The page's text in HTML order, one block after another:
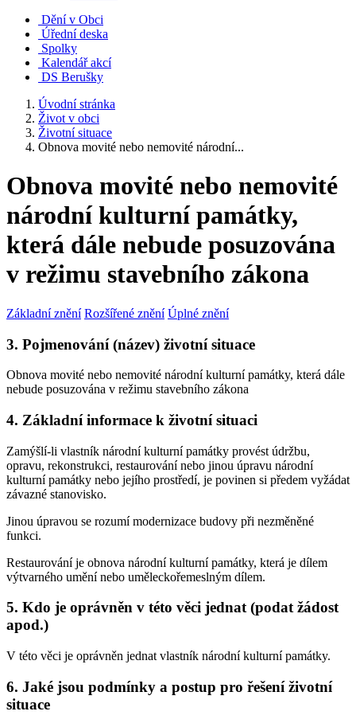
Dění v Obci
Úřední deska
Spolky
Kalendář akcí
DS Berušky
Úvodní stránka
Život v obci
Životní situace
Obnova movité nebo nemovité národní...
Obnova movité nebo nemovité
národní kulturní památky,
která dále nebude posuzována
v režimu stavebního zákona
Základní znění Rozšířené znění Úplné znění
3. Pojmenování (název) životní situace
Obnova movité nebo nemovité národní kulturní památky, která dále
nebude posuzována v režimu stavebního zákona
4. Základní informace k životní situaci
Zamýšlí-li vlastník národní kulturní památky provést údržbu,
opravu, rekonstrukci, restaurování nebo jinou úpravu národní
kulturní památky nebo jejího prostředí, je povinen si předem vyžádat
závazné stanovisko.
Jinou úpravou se rozumí modernizace budovy při nezměněné
funkci.
Restaurování je obnova národní kulturní památky, která je dílem
výtvarného umění nebo uměleckořemeslným dílem.
5. Kdo je oprávněn v této věci jednat (podat žádost
apod.)
V této věci je oprávněn jednat vlastník národní kulturní památky.
6. Jaké jsou podmínky a postup pro řešení životní
situace